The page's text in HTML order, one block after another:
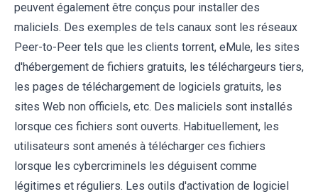
peuvent également être conçus pour installer des
maliciels. Des exemples de tels canaux sont les réseaux
Peer-to-Peer tels que les clients torrent, eMule, les sites
d'hébergement de fichiers gratuits, les téléchargeurs tiers,
les pages de téléchargement de logiciels gratuits, les
sites Web non officiels, etc. Des maliciels sont installés
lorsque ces fichiers sont ouverts. Habituellement, les
utilisateurs sont amenés à télécharger ces fichiers
lorsque les cybercriminels les déguisent comme
légitimes et réguliers. Les outils d'activation de logiciel